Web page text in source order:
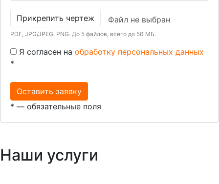
Прикрепить чертеж Файл не выбран
PDF, JPG/JPEG, PNG. До 5 файлов, всего до 50 МБ.
Я согласен на обработку персональных данных
*
Оставить заявку
* — обязательные поля
Наши услуги